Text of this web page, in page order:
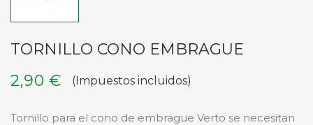
TORNILLO CONO EMBRAGUE
2,90 €
(Impuestos incluidos)
Tornillo para el cono de embrague Verto se necesitan